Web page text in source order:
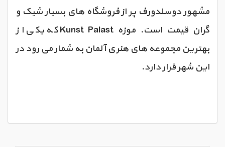
مشهور دوسلدورف پر از فروشگاه های بسیار شیک و
گران قیمت است. موزه Kunst Palast که یکی از
بهترین مجموعه های هنری آلمان به شمار می رود در
این شهر قرار دارد.